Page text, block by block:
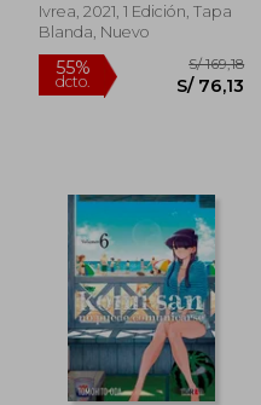
S/ 66,00
Ivrea, 2021, 1 Edición, Tapa
Blanda, Nuevo